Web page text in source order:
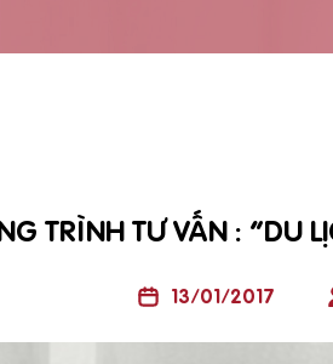
TRÌNH TƯ VẤN : “DU
13/01/2017